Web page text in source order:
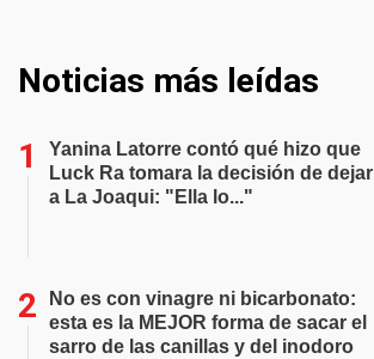
Noticias más leídas
Yanina Latorre contó qué hizo que
Luck Ra tomara la decisión de dejar
a La Joaqui: "Ella lo..."
No es con vinagre ni bicarbonato:
esta es la MEJOR forma de sacar el
sarro de las canillas y del inodoro